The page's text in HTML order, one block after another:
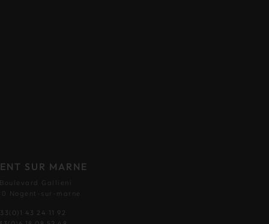
SUR MARNE
Gallieni
Nogent-sur-marne
43 24 11 92